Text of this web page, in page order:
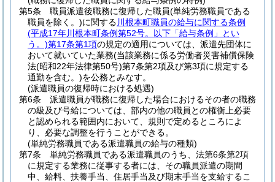
第5条
職員派遣後職務に復帰した職員(単純労務職員である
職員を除く。)に関する 川根本町職員の給与に関する条例
(平成17年川根本町条例第52号。以下「給与条例」とい
う。)第17条第1項の規定の適用については、派遣先団体に
おいて就いていた業務(当該業務に係る労働者災害補償保険
法(昭和22年法律第50号)第7条第2項及び第3項に規定する
通勤を含む。)を公務とみなす。
(派遣職員の復帰時における処遇)
第6条
派遣職員が職務に復帰した場合におけるその者の職務
の級及び号給については、部内の他の職員との権衡上必要
と認められる範囲内において、規則で定めるところによ
り、必要な調整を行うことができる。
(単純労務職員である派遣職員の給与の種類)
第7条
単純労務職員である派遣職員のうち、法第6条第2項
に規定する業務に従事する者には、その職員派遣の期間
中、給料、扶養手当、住居手当及び期末手当を支給するこ